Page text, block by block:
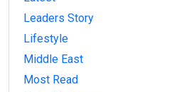
Leaders Story
Lifestyle
Middle East
Most Read